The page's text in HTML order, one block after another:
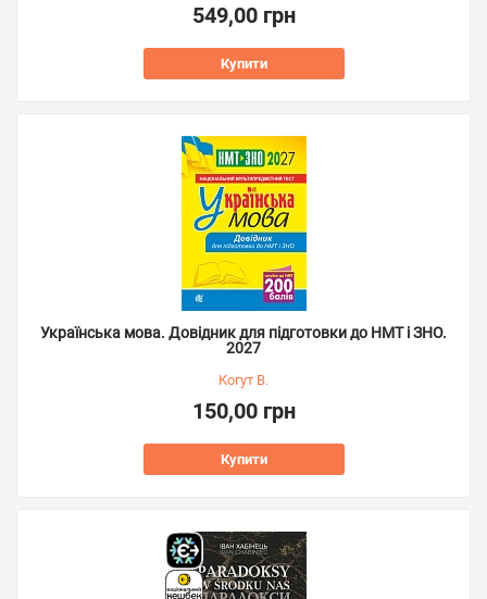
549,00 грн
Купити
Українська мова. Довідник для підготовки до НМТ і ЗНО.
2027
Когут В.
150,00 грн
Купити